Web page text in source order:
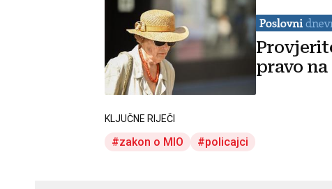
pravo na
KLJUČNE RIJEČI
zakon o MIO policajci